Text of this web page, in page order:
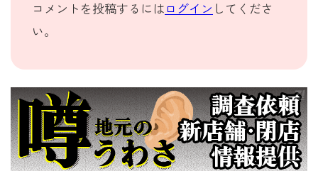
コメントを投稿するには ログイン してくださ
い。